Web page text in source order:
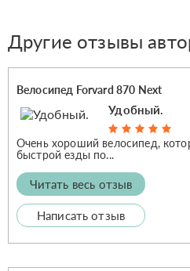
Другие отзывы
Велосипед Forvard 870 Next
Удобный.
Очень хороший велосипед,
быстрой езды по...
Читать весь отзыв
Написать отзыв